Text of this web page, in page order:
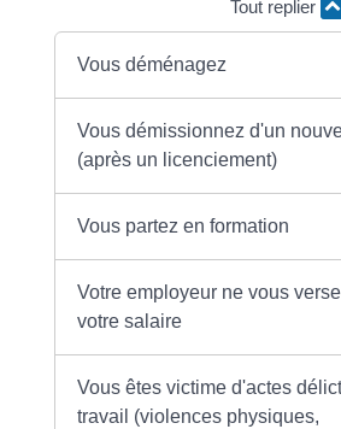
Tout replier
Vous déménagez
Vous démissionnez d'un
(après un licenciement)
Vous partez en formation
Votre employeur ne vous
votre salaire
Vous êtes victime d'actes
travail (violences physiques,